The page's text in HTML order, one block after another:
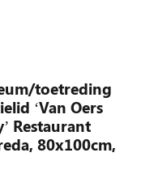
toetreding
‘Van Oers
Restaurant
80x100cm,